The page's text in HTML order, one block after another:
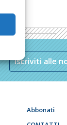
Iscriviti alle
Abbonati